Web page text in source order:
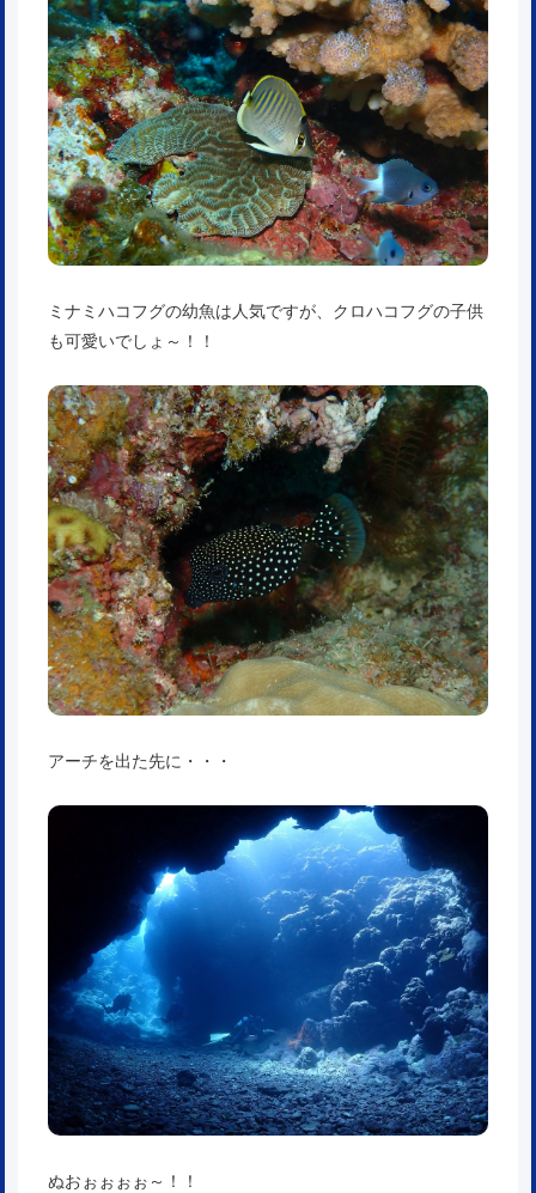
ミナミハコフグの幼魚は人気ですが、クロハコフグの子供
も可愛いでしょ～！！
アーチを出た先に・・・
ぬおぉぉぉぉ～！！